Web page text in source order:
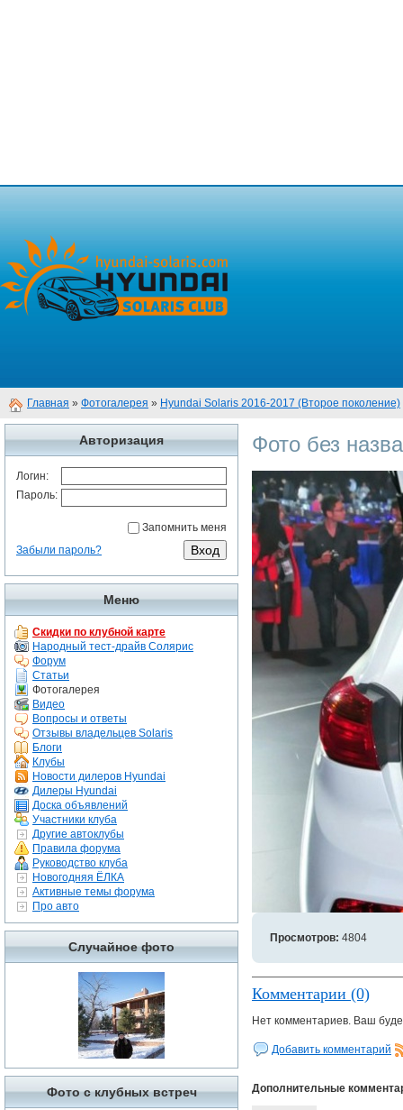
Главная » Фотогалерея » Hyundai Solaris 2016-2017 (Второе поколение)
Авторизация
Логин:
Пароль:
Запомнить меня
Забыли пароль?
Меню
Скидки по клубной карте
Народный тест-драйв Солярис
Форум
Статьи
Фотогалерея
Видео
Вопросы и ответы
Отзывы владельцев Solaris
Блоги
Клубы
Новости дилеров Hyundai
Дилеры Hyundai
Доска объявлений
Участники клуба
Другие автоклубы
Правила форума
Руководство клуба
Новогодняя ЁЛКА
Активные темы форума
Про авто
Случайное фото
Фото с клубных встреч
Фото без
Просмотров: 4804
Комментарии (0)
Нет комментариев. Ваш
Добавить комментарий
Дополнительные